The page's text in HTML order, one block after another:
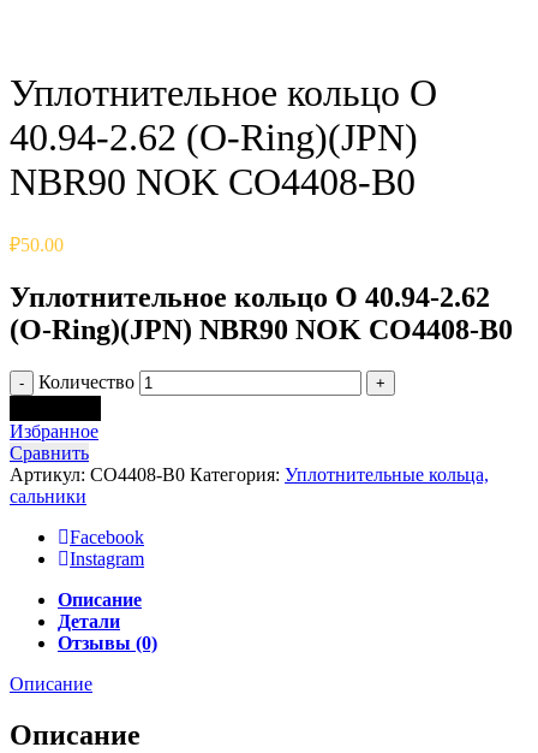
Уплотнительное кольцо O
40.94-2.62 (O-Ring)(JPN)
NBR90 NOK CO4408-B0
₽50.00
Уплотнительное кольцо O 40.94-2.62
(O-Ring)(JPN) NBR90 NOK CO4408-B0
Количество
Избранное
Сравнить
Артикул: CO4408-B0 Категория: Уплотнительные кольца,
сальники
Facebook
Instagram
Описание
Детали
Отзывы (0)
Описание
Описание